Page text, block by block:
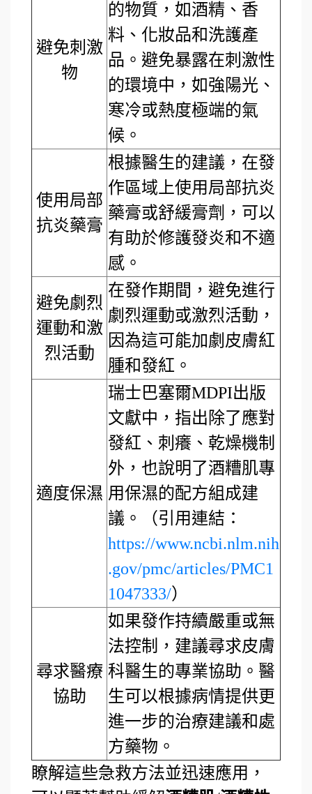
避免刺激
物
的物質，如酒精、香
料、化妝品和洗護產
品。避免暴露在刺激性
的環境中，如強陽光、
寒冷或熱度極端的氣
候。
使用局部
抗炎藥膏
根據醫生的建議，在發
作區域上使用局部抗炎
藥膏或舒緩膏劑，可以
有助於修護發炎和不適
感。
避免劇烈
運動和激
烈活動
在發作期間，避免進行
劇烈運動或激烈活動，
因為這可能加劇皮膚紅
腫和發紅。
適度保濕
瑞士巴塞爾MDPI出版
文獻中，指出除了應對
發紅、刺癢、乾燥機制
外，也說明了酒糟肌專
用保濕的配方組成建
議。（引用連結：
https://www.ncbi.nlm.nih
.gov/pmc/articles/PMC1
1047333/）
尋求醫療
協助
如果發作持續嚴重或無
法控制，建議尋求皮膚
科醫生的專業協助。醫
生可以根據病情提供更
進一步的治療建議和處
方藥物。
瞭解這些急救方法並迅速應用，